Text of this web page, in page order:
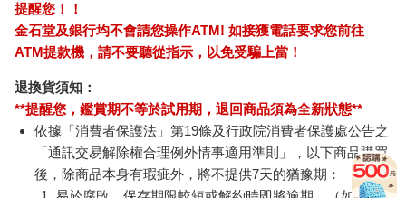
提醒您！！
金石堂及銀行均不會請您操作ATM! 如接獲電話要求您前往
ATM提款機，請不要聽從指示，以免受騙上當！
退換貨須知：
**提醒您，鑑賞期不等於試用期，退回商品須為全新狀態**
依據「消費者保護法」第19條及行政院消費者保護處公告之
「通訊交易解除權合理例外情事適用準則」，以下商品購買
後，除商品本身有瑕疵外，將不提供7天的猶豫期：